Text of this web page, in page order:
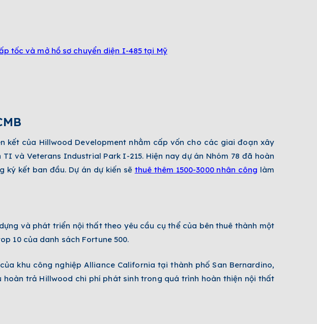
tốc và mở hồ sơ chuyển diện I-485 tại Mỹ
kết của Hillwood Development nhằm cấp vốn cho các giai đoạn xây
và Veterans Industrial Park I-215. Hiện nay dự án Nhóm 78 đã hoàn
kết ban đầu. Dự án dự kiến sẽ thuê thêm 1500-3000 nhân công làm
và phát triển nội thất theo yêu cầu cụ thể của bên thuê thành một
10 của danh sách Fortune 500.
khu công nghiệp Alliance California tại thành phố San Bernardino,
trả Hillwood chi phí phát sinh trong quá trình hoàn thiện nội thất